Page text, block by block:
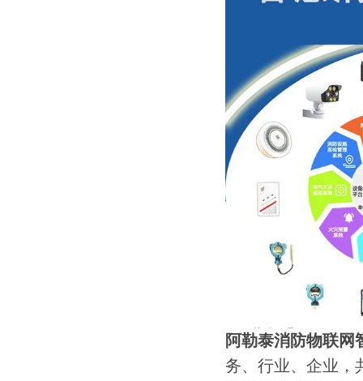
阿勒泰消防物联网
务、行业、企业，